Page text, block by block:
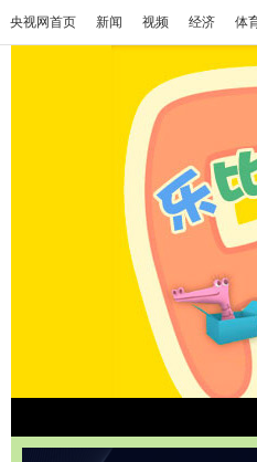
央视网首页 新闻 视频 经济 体